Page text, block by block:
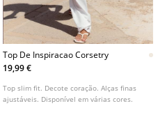
Top De Inspiracao Corsetry
19,99 €
Top slim fit. Decote coração. Alças finas
ajustáveis. Disponível em várias cores.